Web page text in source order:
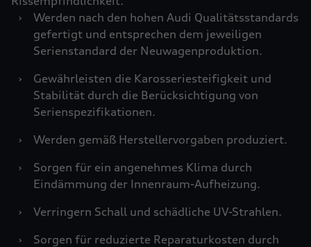
›
Werden nach den hohen Audi Qualitätsstandards
gefertigt und entsprechen dem jeweiligen
Serienstandard der Neuwagenproduktion.
›
Gewährleisten die Karosseriesteifigkeit und
Stabilität durch die Berücksichtigung von
Serienspezifikationen.
›
Werden gemäß Herstellervorgaben produziert.
›
Sorgen für ein angenehmes Klima durch
Eindämmung der Innenraum-Aufheizung.
›
Verringern Schall und schädliche UV-Strahlen.
›
Sorgen für reduzierte Reparaturkosten durch